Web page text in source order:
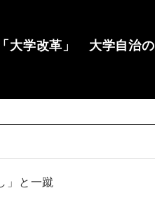
大学改革」 大学自治の
」と一蹴